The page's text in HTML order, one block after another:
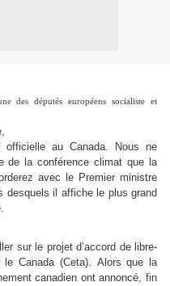
des députés européens socialiste et
au Canada. Nous ne
de la conférence climat que la
avec le Premier ministre
desquels il affiche le plus grand
sur le projet d’accord de libre-
le Canada (Ceta). Alors que la
canadien ont annoncé, fin